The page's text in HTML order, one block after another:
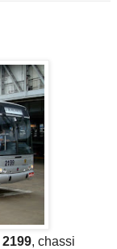
2199, chassi